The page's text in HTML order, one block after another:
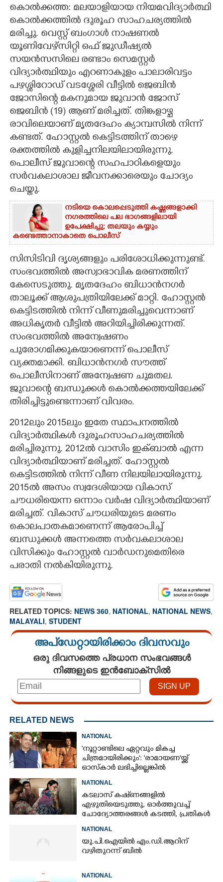
CARTOONS
LITERATURE
ZOOM
CONTACT US
കൊൽക്കത്ത: മലയാളിയായ നിയമവിദ്യാർത്ഥി
കൊൽക്കത്തിൽ ദുരൂഹ സാഹചര്യത്തിൽ
മരിച്ചു. വെസ്റ്റ് ബംഗാൾ നാഷണൽ
യൂണിവേഴ്സിറ്റി ഒഫ് ജുഡീഷ്യൽ
സയൻസസിലെ രണ്ടാം സെമസ്റ്റർ
വിദ്യാർത്ഥിയും എറണാകുളം പാലാരിവട്ടം
പഴശ്ശിറോഡ് വടശ്ശേരി വീട്ടിൽ ജെബിൻ
ജോസിന്റെ മകനുമായ ജുവാൻ ജോസ്
ജെബിൻ (19) ആണ് മരിച്ചത്. തിങ്കളാഴ്ച
രാവിലെയാണ് മൃതദേഹം ക്യാമ്പസിൽ നിന്ന്
കണ്ടത്. ഹോസ്റ്റൽ കെട്ടിടത്തിന് താഴെ
രക്തത്തിൽ കുളിച്ചനിലയിലായിരുന്നു.
പൊലീസ് ജുവാന്റെ സഹപാഠികളെയും
സർവകലാശാല ജീവനക്കാരെയും ചോദ്യം
ചെയ്തു.
നടിയെ കൊലപ്പെടുത്തി കഷ്ണങ്ങളാക്കി
നഗരത്തിലെ പല ഭാഗങ്ങളിലായി
ഉപേക്ഷിച്ചു; തലയും കയ്യും
കണ്ടെത്താനാകാതെ പൊലീസ്
സിസിടിവി ദൃശ്യങ്ങളും പരിശോധിക്കുന്നുണ്ട്.
സംഭവത്തിൽ അസ്വാഭാവിക മരണത്തിന്
കേസെടുത്തു. മൃതദേഹം ബിധാൻനഗർ
താലൂക്ക് ആശുപത്രിയിലേക്ക് മാറ്റി. ഹോസ്റ്റൽ
കെട്ടിടത്തിൽ നിന്ന് വീണുമരിച്ചുവെന്നാണ്
അധികൃതർ വീട്ടിൽ അറിയിച്ചിരിക്കുന്നത്.
സംഭവത്തിൽ അന്വേഷണം
പുരോഗമിക്കുകയാണെന്ന് പൊലീസ്
വ്യക്തമാക്കി. ബിധാൻനഗർ സൗത്ത്
പൊലീസിനാണ് അന്വേഷണ ചുമതല.
ജുവാന്റെ ബന്ധുക്കൾ കൊൽക്കത്തയിലേക്ക്
തിരിച്ചിട്ടുണ്ടെന്നാണ് വിവരം.
2012ലും 2015ലും ഇതേ സ്ഥാപനത്തിൽ
വിദ്യാർത്ഥികൾ ദുരൂഹസാഹചര്യത്തിൽ
മരിച്ചിരുന്നു. 2012ൽ വാസിം ഇക്ബാൽ എന്ന
വിദ്യാർത്ഥിയാണ് മരിച്ചത്. ഹോസ്റ്റൽ
കെട്ടിടത്തിൽ നിന്ന് വീണ നിലയിലായിരുന്നു.
2015ൽ അസം സ്വദേശിയായ വികാസ്
ചൗധരിയെന്ന ഒന്നാം വർഷ വിദ്യാർത്ഥിയാണ്
മരിച്ചത്. വികാസ് ചൗധരിയുടെ മരണം
കൊലപാതകമാണെന്ന് ആരോപിച്ച്
ബന്ധുക്കൾ അന്നത്തെ സർവകലാശാല
വിസിക്കും ഹോസ്റ്റൽ വാർഡനുമെതിരെ
പരാതി നൽകിയിരുന്നു.
RELATED TOPICS: NEWS 360, NATIONAL, NATIONAL NEWS,
MALAYALI, STUDENT
അപ്ഡേറ്റായിരിക്കാം ദിവസവും
ഒരു ദിവസത്തെ പ്രധാന സംഭവങ്ങൾ
നിങ്ങളുടെ ഇൻബോക്സിൽ
RELATED NEWS
NATIONAL
'നൂറ്റാണ്ടിലെ ഏറ്റവും മികച്ച
ചിത്രമായിരിക്കും': 'രാമായണ'യ്ക്ക്
ഓസ്കാ‌ർ ലഭിച്ചില്ലെങ്കിൽ
ഫഡ്നാവിസ്
NATIONAL
കടലാസ് കഷ്‌ണങ്ങളിൽ
എഴുതിയെടുത്തു, ഓർത്തുവച്ച്
ചോദ്യോത്തരങ്ങൾ കടത്തി, പ്രതികൾ
NATIONAL
യു.പി.ഐയിൽ എം.ഡി.ആറിന്
വഴിതുറന്ന് ബിൽ
NATIONAL